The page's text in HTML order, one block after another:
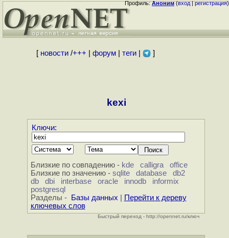
Профиль:Аноним(вход|регистрация)
[ новости/+++ форум| теги| ]
kexi
Ключи:
Близкие по совпадению - kde calligra
office
Близкие по значению - sqlite database
db2
db
dbi interbase oracle innodb
informix
postgresql
Разделы -
Базы данных
Перейти к дереву
ключевых слов
Быстрый переход - http://opennet.ru/ключ